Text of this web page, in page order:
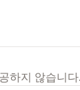
하지 않습니다.